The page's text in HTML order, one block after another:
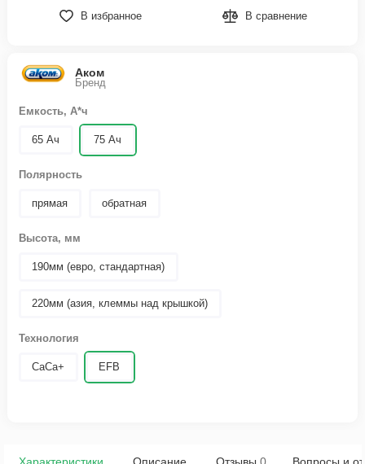
Аком
Бренд
Емкость, А*ч
65 Ач 75 Ач
Полярность
прямая обратная
Высота, мм
190мм (евро, стандартная)
220мм (азия, клеммы над крышкой)
Технология
CaCa+ EFB
В избранное В сравнение